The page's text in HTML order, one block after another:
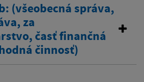
(všeobecná správa,
za
časť finančná
činnosť)